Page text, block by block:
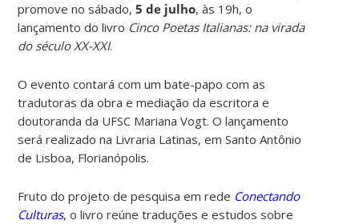
promove no sábado,5 de julho, às 19h, o
lançamento do livro Cinco Poetas Italianas: na virada
do século XX-XXI.
O evento contará com um bate-papo com as
tradutoras da obra e mediação da escritora e
doutoranda da UFSC Mariana Vogt. O lançamento
será realizado na Livraria Latinas, em Santo Antônio
de Lisboa, Florianópolis.
Fruto do projeto de pesquisa em rede Conectando
Culturas, o livro reúne traduções e estudos sobre